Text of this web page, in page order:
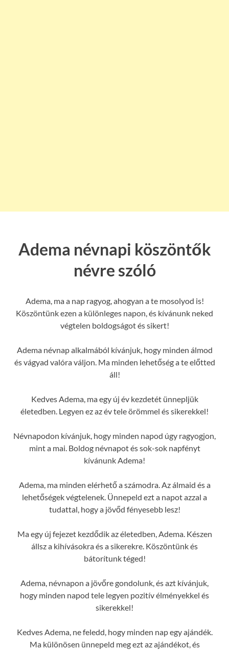
Adema névnapi köszöntők
névre szóló
Adema, ma a nap ragyog, ahogyan a te mosolyod is!
Köszöntünk ezen a különleges napon, és kívánunk neked
végtelen boldogságot és sikert!
Adema névnap alkalmából kívánjuk, hogy minden álmod
és vágyad valóra váljon. Ma minden lehetőség a te előtted
áll!
Kedves Adema, ma egy új év kezdetét ünnepljük
életedben. Legyen ez az év tele örömmel és sikerekkel!
Névnapodon kívánjuk, hogy minden napod úgy ragyogjon,
mint a mai. Boldog névnapot és sok-sok napfényt
kívánunk Adema!
Adema, ma minden elérhető a számodra. Az álmaid és a
lehetőségek végtelenek. Ünnepeld ezt a napot azzal a
tudattal, hogy a jövőd fényesebb lesz!
Ma egy új fejezet kezdődik az életedben, Adema. Készen
állsz a kihívásokra és a sikerekre. Köszöntünk és
bátorítunk téged!
Adema, névnapon a jövőre gondolunk, és azt kívánjuk,
hogy minden napod tele legyen pozitív élményekkel és
sikerekkel!
Kedves Adema, ne feledd, hogy minden nap egy ajándék.
Ma különösen ünnepeld meg ezt az ajándékot, és